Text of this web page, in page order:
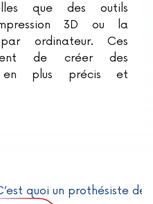
que des outils
3D ou la
ordinateur. Ces
de créer des
plus précis et
quoi un prothésiste